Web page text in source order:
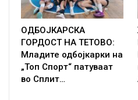
ОДБОЈКАРСКА
ГОРДОСТ НА ТЕТОВО:
Младите одбојкарки на
„Топ Спорт“ патуваат
во Сплит…